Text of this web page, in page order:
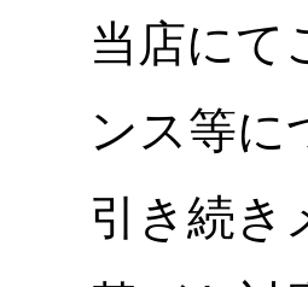
当店にて
ンス等に
引き続き